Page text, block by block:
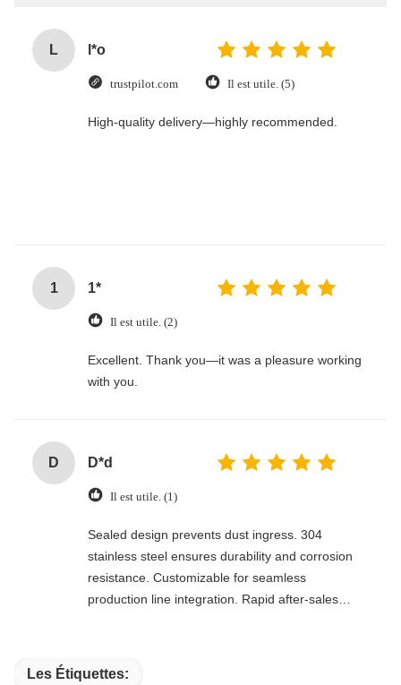
L l*o
trustpilot.com Il est utile. (5)
High-quality delivery—highly recommended.
1 1*
Il est utile. (2)
Excellent. Thank you—it was a pleasure working
with you.
D D*d
Il est utile. (1)
Sealed design prevents dust ingress. 304
stainless steel ensures durability and corrosion
resistance. Customizable for seamless
production line integration. Rapid after-sales
Les Étiquettes: